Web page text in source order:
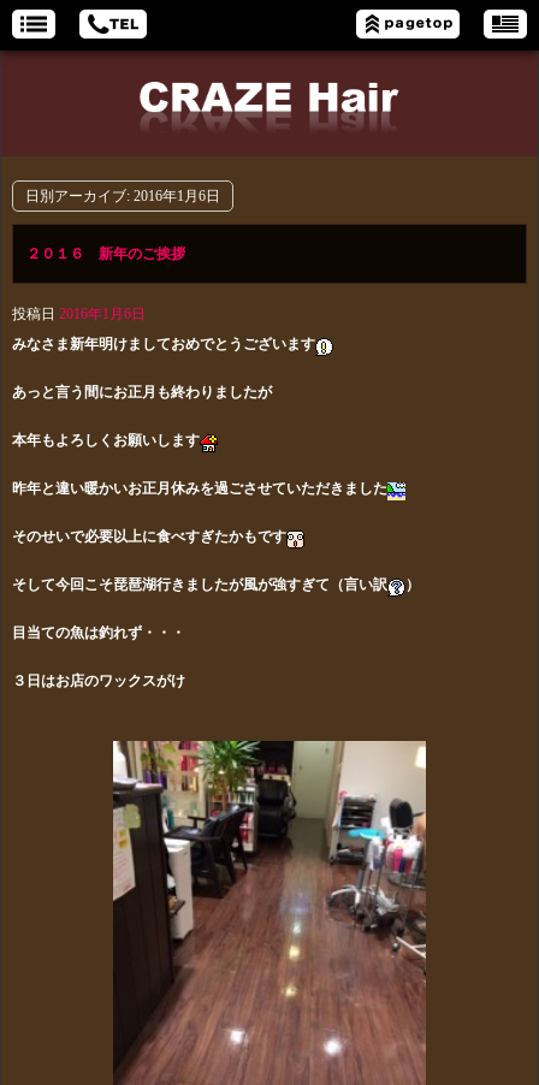
日別アーカイブ: 2016年1月6日
２０１６ 新年のご挨拶
投稿日 2016年1月6日
みなさま新年明けましておめでとうございます
あっと言う間にお正月も終わりましたが
本年もよろしくお願いします
昨年と違い暖かいお正月休みを過ごさせていただきました
そのせいで必要以上に食べすぎたかもです
そして今回こそ琵琶湖行きましたが風が強すぎて（言い訳 ）
目当ての魚は釣れず・・・
３日はお店のワックスがけ